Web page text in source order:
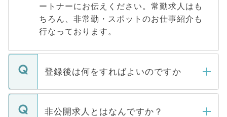
ートナーにお伝えください。常勤求人はも
ちろん、非常勤・スポットのお仕事紹介も
行なっております。
登録後は何をすればよいのですか
ご登録いただきましたら、弊社担当者がご
登録内容を確認し、その後メールもしくは
非公開求人とはなんですか？